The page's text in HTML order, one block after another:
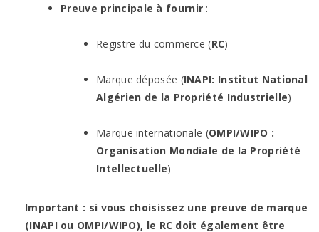
Preuve principale à fournir :
Registre du commerce (RC)
Marque déposée (INAPI: Institut National
Algérien de la Propriété Industrielle)
Marque internationale (OMPI/WIPO :
Organisation Mondiale de la Propriété
Intellectuelle)
Important : si vous choisissez une preuve de marque
(INAPI ou OMPI/WIPO), le RC doit également être